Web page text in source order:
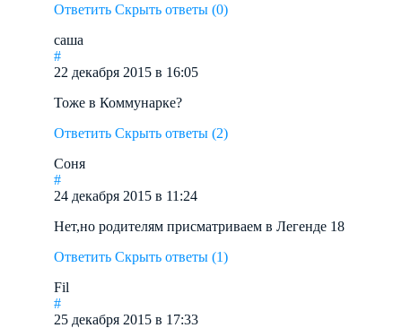
Ответить Скрыть ответы (0)
саша
#
22 декабря 2015 в 16:05
Тоже в Коммунарке?
Ответить Скрыть ответы (2)
Соня
#
24 декабря 2015 в 11:24
Нет,но родителям присматриваем в Легенде 18
Ответить Скрыть ответы (1)
Fil
#
25 декабря 2015 в 17:33